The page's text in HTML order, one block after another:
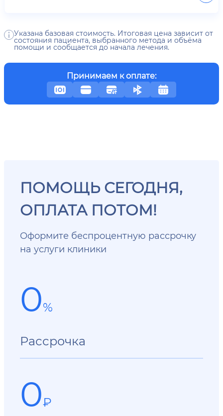
Указана базовая стоимость. Итоговая цена зависит от
состояния пациента, выбранного метода и объёма
помощи и сообщается до начала лечения.
Принимаем к оплате:
ПОМОЩЬ СЕГОДНЯ,
ОПЛАТА ПОТОМ!
Оформите беспроцентную рассрочку
на услуги клиники
0%
Рассрочка
0₽